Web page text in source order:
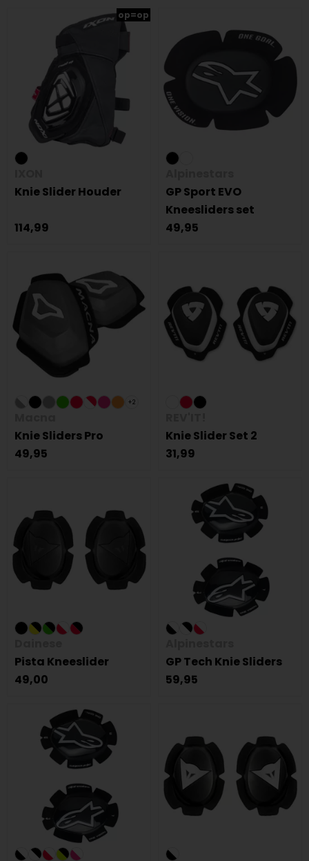
op=op
Knie Slider Houder
114,99
GP Sport EVO
Kneesliders set
49,95
+2
Knie Sliders Pro
49,95
Knie Slider Set 2
31,99
Pista Kneeslider
49,00
GP Tech Knie Sliders
59,95